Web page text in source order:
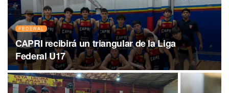
FEDERAL
CAPRI recibirá un triangular de la Liga
Federal U17